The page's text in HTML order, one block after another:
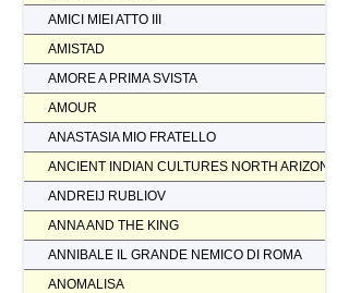
AMICI MIEI ATTO III
AMISTAD
AMORE A PRIMA SVISTA
AMOUR
ANASTASIA MIO FRATELLO
ANCIENT INDIAN CULTURES NORTH ARIZONA
ANDREIJ RUBLIOV
ANNA AND THE KING
ANNIBALE IL GRANDE NEMICO DI ROMA
ANOMALISA